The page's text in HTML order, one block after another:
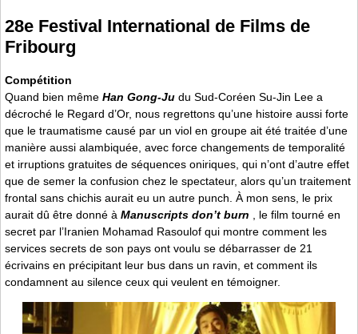
28e Festival International de Films de
Fribourg
Compétition
Quand bien même Han Gong-Ju du Sud-Coréen Su-Jin Lee a
décroché le Regard d’Or, nous regrettons qu’une histoire aussi forte
que le traumatisme causé par un viol en groupe ait été traitée d’une
manière aussi alambiquée, avec force changements de temporalité
et irruptions gratuites de séquences oniriques, qui n’ont d’autre effet
que de semer la confusion chez le spectateur, alors qu’un traitement
frontal sans chichis aurait eu un autre punch. À mon sens, le prix
aurait dû être donné à Manuscripts don’t burn
, le film tourné en
secret par l’Iranien Mohamad Rasoulof qui montre comment les
services secrets de son pays ont voulu se débarrasser de 21
écrivains en précipitant leur bus dans un ravin, et comment ils
condamnent au silence ceux qui veulent en témoigner.